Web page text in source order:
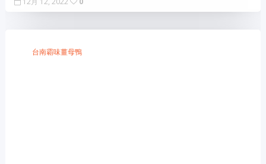
台南霸味薑母鴨